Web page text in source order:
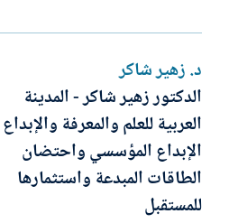
د. زهير شاكر
الدكتور زهير شاكر - المدينة
العربية للعلم والمعرفة والإبداع
الإبداع المؤسسي واحتضان
الطاقات المبدعة واستثمارها
للمستقبل